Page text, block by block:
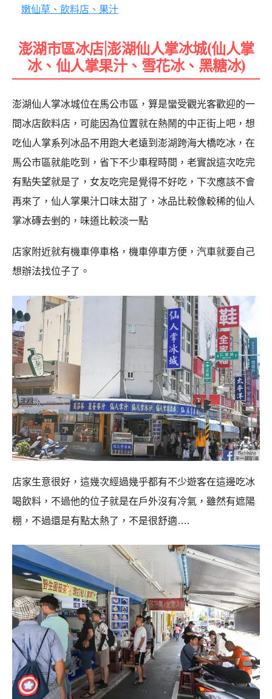
嫩仙草、飲料店、果汁
澎湖市區冰店|澎湖仙人掌冰城(仙人掌
冰、仙人掌果汁、雪花冰、黑糖冰)
澎湖仙人掌冰城位在馬公市區，算是蠻受觀光客歡迎的一
間冰店飲料店，可能因為位置就在熱鬧的中正街上吧，想
吃仙人掌系列冰品不用跑大老遠到澎湖跨海大橋吃冰，在
馬公市區就能吃到，省下不少車程時間，老實說這次吃完
有點失望就是了，女友吃完是覺得不好吃，下次應該不會
再來了，仙人掌果汁口味太甜了，冰品比較像較稀的仙人
掌冰磚去剉的，味道比較淡一點
店家附近就有機車停車格，機車停車方便，汽車就要自己
想辦法找位子了。
店家生意很好，這幾次經過幾乎都有不少遊客在這邊吃冰
喝飲料，不過他的位子就是在戶外沒有冷氣，雖然有遮陽
棚，不過還是有點太熱了，不是很舒適….